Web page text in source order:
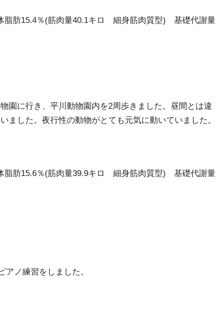
脂肪15.4％(筋肉量40.1キロ 細身筋肉質型) 基礎代謝量
園に行き、平川動物園内を2周歩きました。昼間とは違
ました。夜行性の動物がとても元気に動いていました。
脂肪15.6％(筋肉量39.9キロ 細身筋肉質型) 基礎代謝量
アノ練習をしました。